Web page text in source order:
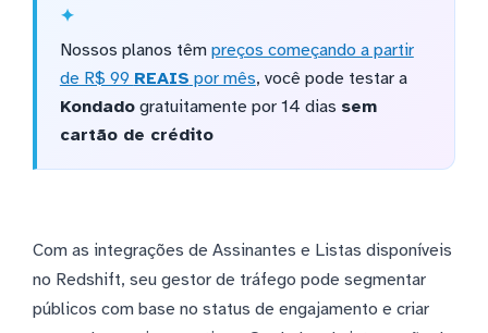
Nossos planos têm preços começando a partir
de R$ 99 REAIS por mês, você pode testar a
Kondadogratuitamente por 14 dias sem
cartão de crédito
Com as integrações de Assinantes e Listas disponíveis
no Redshift, seu gestor de tráfego pode segmentar
públicos com base no status de engajamento e criar